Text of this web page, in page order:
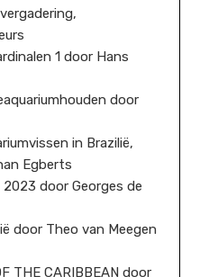
1 door Hans
door
in Brazilië,
Egberts
2023 door Georges de
door Theo van Meegen
THE CARIBBEAN door